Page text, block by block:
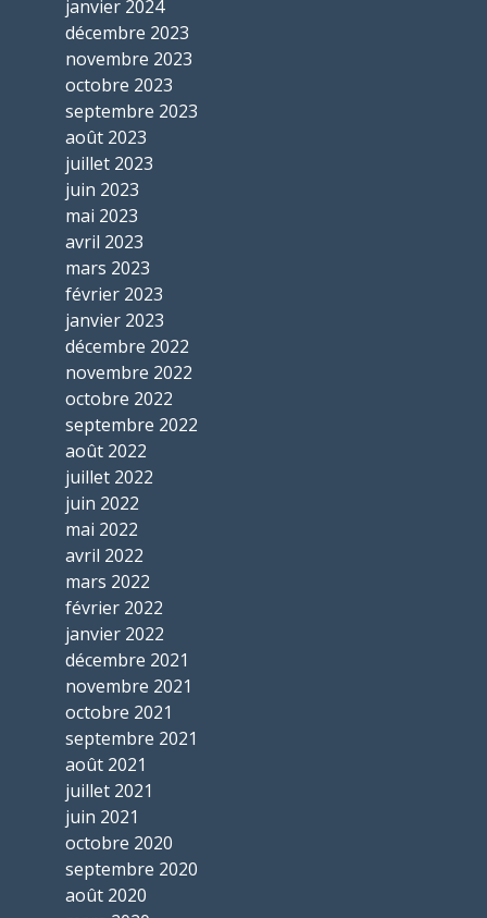
janvier 2024
décembre 2023
novembre 2023
octobre 2023
septembre 2023
août 2023
juillet 2023
juin 2023
mai 2023
avril 2023
mars 2023
février 2023
janvier 2023
décembre 2022
novembre 2022
octobre 2022
septembre 2022
août 2022
juillet 2022
juin 2022
mai 2022
avril 2022
mars 2022
février 2022
janvier 2022
décembre 2021
novembre 2021
octobre 2021
septembre 2021
août 2021
juillet 2021
juin 2021
octobre 2020
septembre 2020
août 2020